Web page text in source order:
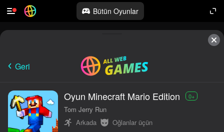
Bütün Oyunlar
Geri
Oyun Minecraft Mario Edition 0+
Tom Jerry Run
Arkada
Oğlanlar üçün